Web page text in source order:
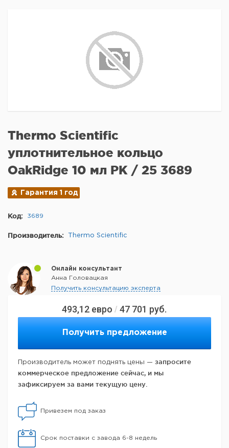
493,12 евро / 47 701 руб.
Получить предложение
Производитель может поднять цены — запросите
коммерческое предложение сейчас, и мы
зафиксируем за вами текущую цену.
Привезем под заказ
Срок поставки с завода 6-8 недель
Thermo Scientific
уплотнительное кольцо
OakRidge 10 мл PK / 25 3689
Гарантия 1 год
Код: 3689
Производитель: Thermo Scientific
Онлайн консультант
Анна Головацкая
Получить консультацию эксперта